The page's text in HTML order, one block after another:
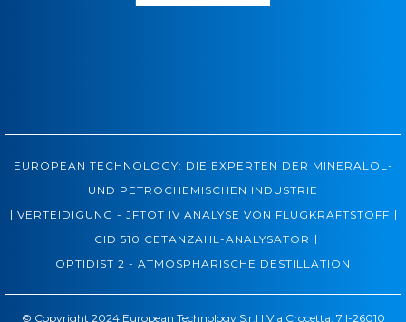
EUROPEAN TECHNOLOGY: DIE EXPERTEN DER MINERALÖL-
UND PETROCHEMISCHEN INDUSTRIE
| VERTEIDIGUNG - JFTOT IV ANALYSE VON FLUGKRAFTSTOFF |
CID 510 CETANZAHL-ANALYSATOR |
OPTIDIST 2 - ATMOSPHÄRISCHE DESTILLATION
© Copyright 2024 European Technology S.r.l | Via Crocetta, 7 I-26010